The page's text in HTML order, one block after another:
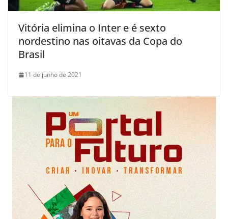
Vitória elimina o Inter e é sexto
nordestino nas oitavas da Copa do
Brasil
11 de junho de 2021